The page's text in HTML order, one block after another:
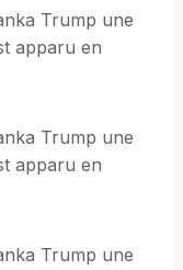
Trump une
apparu en
Trump une
apparu en
Trump une